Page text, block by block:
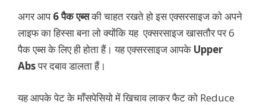
अगर आप6 पैक एब्सकी चाहत रखते हो इस एक्सरसाइज को अपने
लाइफ का हिस्सा बना लो क्योंकि यह एक्सरसाइज खासतौर पर 6
पैक एब्स के लिए ही होता हैं। यह एक्सरसाइज आपके Upper
Absपर दबाव डालता हैं।
यह आपके पेट के माँसपेसियो में खिचाव लाकर फैट को Reduce